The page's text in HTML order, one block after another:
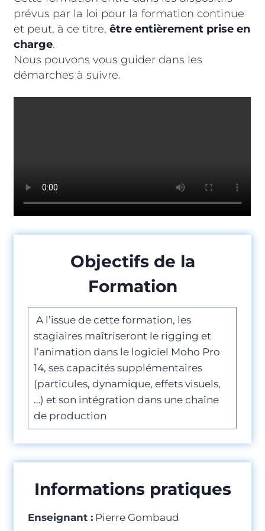
prévus par la loi pour la formation continue
et peut, à ce titre,être entièrement prise en
charge.
Nous pouvons vous guider dans les
démarches à suivre.
Objectifs de la
Formation
A l’issue de cette formation, les
stagiaires maîtriseront le rigging et
l’animation dans le logiciel Moho Pro
14, ses capacités supplémentaires
(particules, dynamique, effets visuels,
…) et son intégration dans une chaîne
de production
Informations pratiques
Enseignant : Pierre Gombaud